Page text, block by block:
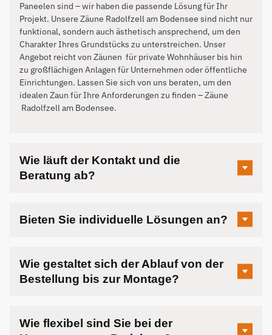
Paneelen sind – wir haben die passende Lösung für Ihr
Projekt. Unsere Zäune Radolfzell am Bodensee sind nicht nur
funktional, sondern auch ästhetisch ansprechend, um den
Charakter Ihres Grundstücks zu unterstreichen. Unser
Angebot reicht von Zäunen für private Wohnhäuser bis hin
zu großflächigen Anlagen für Unternehmen oder öffentliche
Einrichtungen. Lassen Sie sich von uns beraten, um den
idealen Zaun für Ihre Anforderungen zu finden – Zäune
Radolfzell am Bodensee.
Wie läuft der Kontakt und die
Beratung ab?
Bieten Sie individuelle Lösungen an?
Wie gestaltet sich der Ablauf von der
Bestellung bis zur Montage?
Wie flexibel sind Sie bei der